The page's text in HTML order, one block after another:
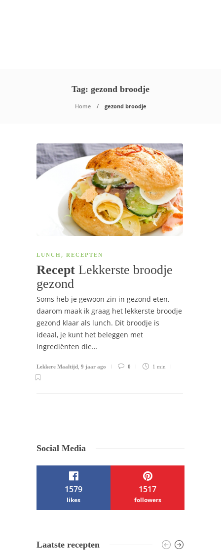
Tag: gezond broodje
Home gezond broodje
LUNCH, RECEPTEN
Recept Lekkerste broodje
gezond
Soms heb je gewoon zin in gezond eten,
daarom maak ik graag het lekkerste broodje
gezond klaar als lunch. Dit broodje is
ideaal, je kunt het beleggen met
ingrediënten die…
Lekkere Maaltijd 9 jaar ago 0 1 min
Social Media
1579
likes
1517
followers
Themes bySilicon Themes . Join us right
Laatste recepten